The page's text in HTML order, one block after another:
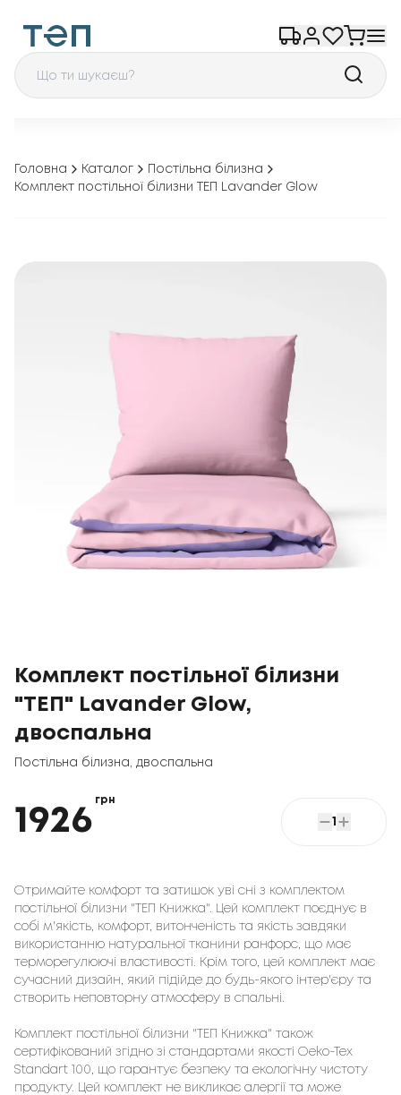
Головна Каталог
Постільна білизна
Комплект постільної білизни ТЕП Lavander Glow
Комплект постільної білизни
"ТЕП" Lavander Glow,
двоспальна
Постільна білизна двоспальна
1926
грн
1
Отримайте комфорт та затишок уві сні з комплектом
постільної білизни "ТЕП Книжка". Цей комплект поєднує в
собі м'якість, комфорт, витонченість та якість завдяки
використанню натуральної тканини ранфорс, що має
терморегулюючі властивості. Крім того, цей комплект має
сучасний дизайн, який підійде до будь-якого інтер'єру та
створить неповторну атмосферу в спальні.
Комплект постільної білизни "ТЕП Книжка" також
сертифікований згідно зі стандартами якості Oeko-Tex
Standart 100, що гарантує безпеку та екологічну чистоту
продукту. Цей комплект не викликає алергії та може